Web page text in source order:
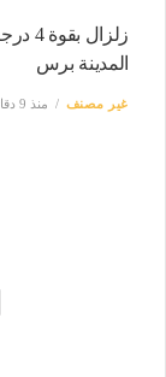
المدينة برس
غير مصنف منذ 9 دقائق